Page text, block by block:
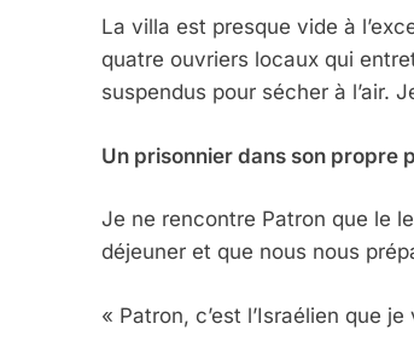
La villa est presque vide à
quatre ouvriers locaux qui
suspendus pour sécher à l’air.
Un prisonnier dans son propre
Je ne rencontre Patron que le
déjeuner et que nous nous
« Patron, c’est l’Israélien que